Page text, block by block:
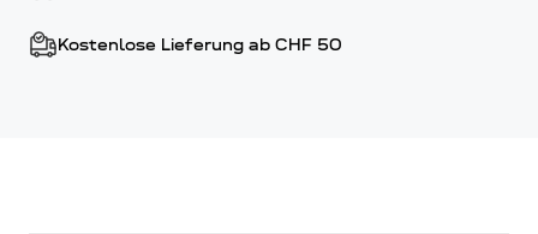
Kostenlose Lieferung ab CHF 50